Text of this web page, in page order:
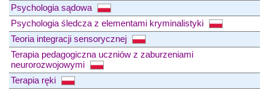
Psychologia sądowa
Psychologia śledcza z elementami kryminalistyki
Teoria integracji sensorycznej
Terapia pedagogiczna uczniów z zaburzeniami
neurorozwojowymi
Terapia ręki